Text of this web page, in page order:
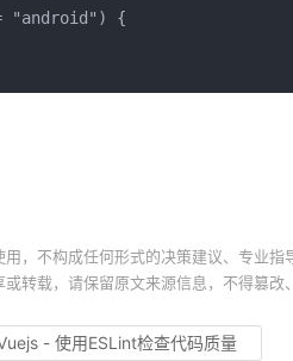
"android") {
，不构成任何形式的决策建议、专业
转载，请保留原文来源信息，不得篡改
- 使用ESLint检查代码质量